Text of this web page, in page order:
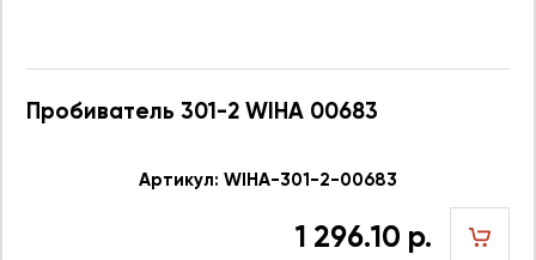
Пробиватель 301-2 WIHA 00683
Артикул: WIHA-301-2-00683
1 296.10 р.